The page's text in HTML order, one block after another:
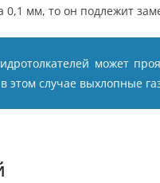
0,1 мм, то он подлежит
может
этом случае выхлопные